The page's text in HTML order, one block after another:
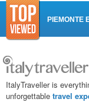
PIEMONTE
ItalyTraveller is
unforgettable travel